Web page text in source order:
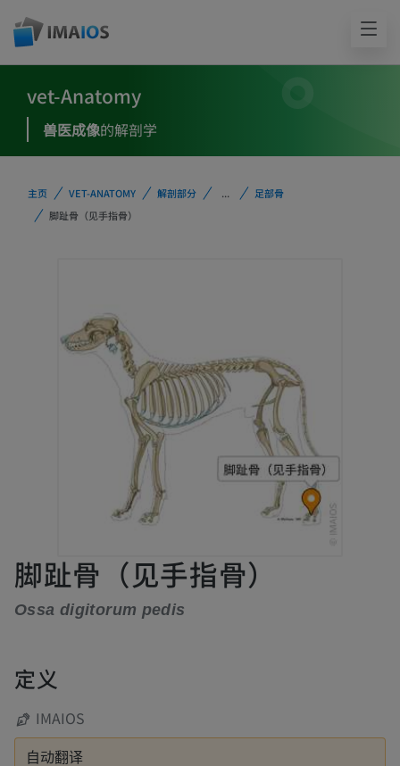
vet-Anatomy
兽医成像的解剖学
主页 VET-ANATOMY 解剖部分 ...
足部骨
脚趾骨（见手指骨）
脚趾骨（见手指骨）
Ossa digitorum pedis
定义
IMAIOS
自动翻译